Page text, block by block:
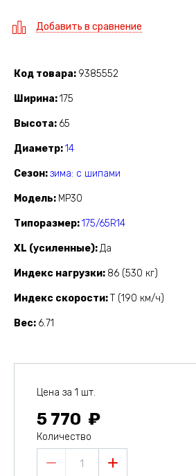
Добавить в сравнение
Код товара 9385552
Ширина 175
Высота 65
Диаметр 14
Сезон зима: с шипами
Модель MP30
Типоразмер 175/65R14
XL (усиленные) Да
Индекс нагрузки 86 (530 кг)
Индекс скорости T (190 км/ч)
Вес 6.71
Цена за 1 шт.
5 770
Количество
1